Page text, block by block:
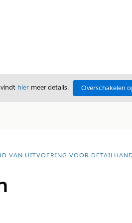
hier meer details. Overschakelen
VAN UITVOERING VOOR